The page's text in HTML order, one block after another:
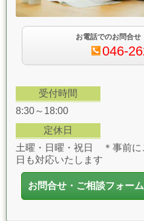
お電話でのお問合せ
046-
受付時間
8:30～18:00
定休日
土曜・日曜・祝日 ＊事前に
日も対応いたします
お問合せ・ご相談フォー